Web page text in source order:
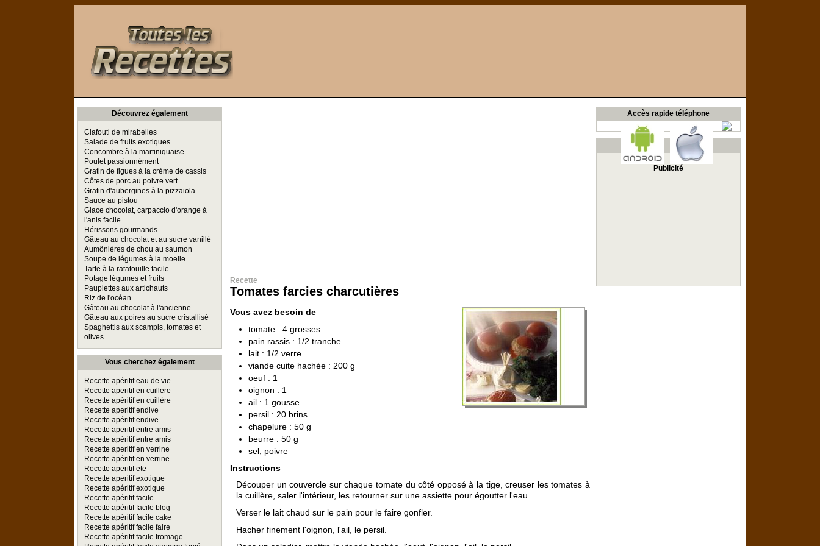
Découvrez également
Clafouti de mirabelles
Salade de fruits exotiques
Concombre à la martiniquaise
Poulet passionnément
Gratin de figues à la crème de cassis
Côtes de porc au poivre vert
Gratin d'aubergines à la pizzaiola
Sauce au pistou
Glace chocolat, carpaccio d'orange à
l'anis facile
Hérissons gourmands
Gâteau au chocolat et au sucre vanillé
Aumônières de chou au saumon
Soupe de légumes à la moelle
Tarte à la ratatouille facile
Potage légumes et fruits
Paupiettes aux artichauts
Riz de l'océan
Gâteau au chocolat à l'ancienne
Gâteau aux poires au sucre cristallisé
Spaghettis aux scampis, tomates et
olives
Vous cherchez également
Recette apéritif eau de vie
Recette aperitif en cuillere
Recette apéritif en cuillère
Recette aperitif endive
Recette apéritif endive
Recette aperitif entre amis
Recette apéritif entre amis
Recette aperitif en verrine
Recette apéritif en verrine
Recette aperitif ete
Recette aperitif exotique
Recette apéritif exotique
Recette apéritif facile
Recette apéritif facile blog
Recette apéritif facile cake
Recette apéritif facile faire
Recette apéritif facile fromage
Recette
Tomates farcies charcutières
Vous avez besoin de
tomate : 4 grosses
pain rassis : 1/2 tranche
lait : 1/2 verre
viande cuite hachée : 200 g
oeuf : 1
oignon : 1
ail : 1 gousse
persil : 20 brins
chapelure : 50 g
beurre : 50 g
sel, poivre
Instructions
Découper un couvercle sur chaque tomate du côté opposé à la tige, creuser les tomates à
la cuillère, saler l'intérieur, les retourner sur une assiette pour égoutter l'eau.
Verser le lait chaud sur le pain pour le faire gonfler.
Hacher finement l'oignon, l'ail, le persil.
Accès rapide téléphone
Publicité